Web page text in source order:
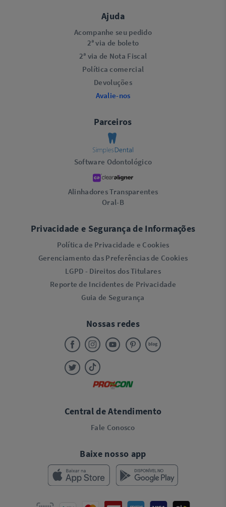
Ajuda
Acompanhe seu pedido
2ª via de boleto
2ª via de Nota Fiscal
Política comercial
Devoluções
Avalie-nos
Parceiros
Software Odontológico
Alinhadores Transparentes
Oral-B
Privacidade e Segurança de Informações
Política de Privacidade e Cookies
Gerenciamento das Preferências de Cookies
LGPD - Direitos dos Titulares
Reporte de Incidentes de Privacidade
Guia de Segurança
Nossas redes
Central de Atendimento
Fale Conosco
Baixe nosso app